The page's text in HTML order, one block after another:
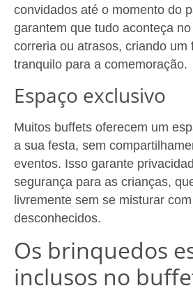
convidados até o momento do
garantem que tudo aconteça
correria ou atrasos, criando um
tranquilo para a comemoração.
Espaço exclusivo
Muitos buffets oferecem um
a sua festa, sem
eventos. Isso garante
segurança para as crianças,
livremente sem se misturar
desconhecidos.
Os brinquedos
inclusos no